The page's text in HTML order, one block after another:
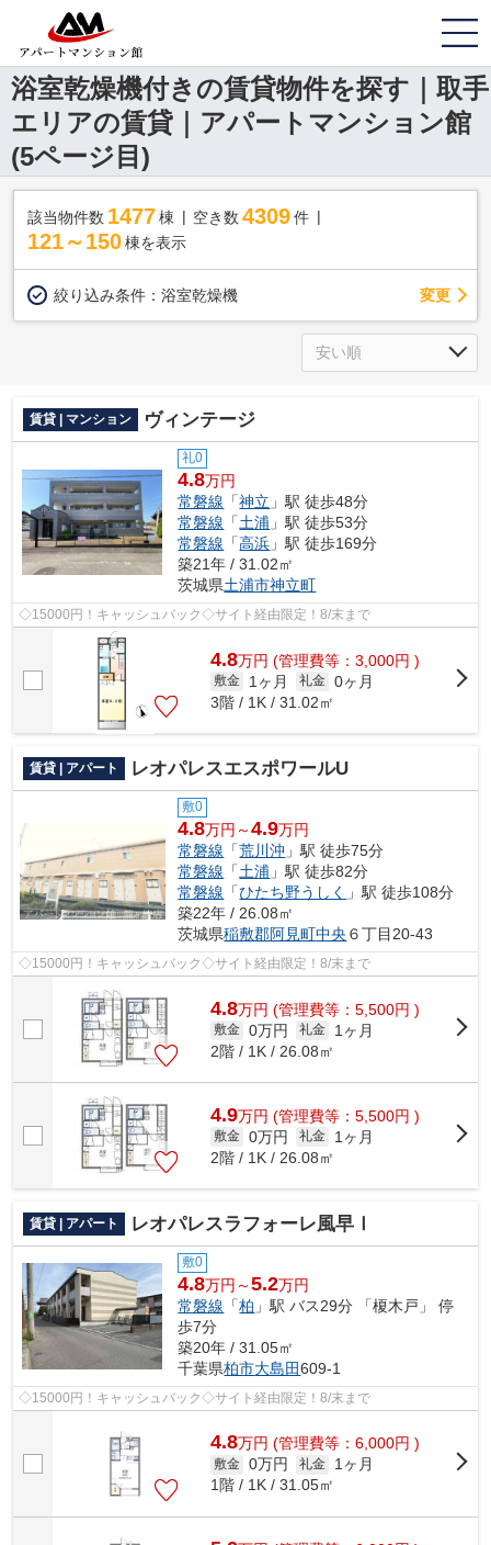
浴室乾燥機付きの賃貸物件を探す｜取手
エリアの賃貸｜アパートマンション館
(5ページ目)
該当物件数 1477棟 空き数 4309 件
121～150棟を表示
絞り込み条件： 浴室乾燥機 変更
賃貸 | マンション ヴィンテージ
礼0
4.8万円
常磐線 「神立 」駅 徒歩48分
常磐線 「土浦 」駅 徒歩53分
常磐線 「高浜 」駅 徒歩169分
築21年 / 31.02㎡
茨城県土浦市神立町
◇15000円！キャッシュバック◇サイト経由限定！8/末まで
4.8万円 (管理費等：3,000円 )
敷金 1ヶ月 礼金 0ヶ月
3階 / 1K / 31.02㎡
賃貸 | アパート レオパレスエスポワールU
敷0
4.8万円～4.9万円
常磐線 「荒川沖 」駅 徒歩75分
常磐線 「土浦 」駅 徒歩82分
常磐線 「ひたち野うしく
」駅 徒歩108分
築22年 / 26.08㎡
茨城県稲敷郡阿見町中央 ６丁目20-43
◇15000円！キャッシュバック◇サイト経由限定！8/末まで
4.8万円 (管理費等：5,500円 )
敷金 0万円 礼金
1ヶ月
2階 / 1K / 26.08㎡
4.9万円 (管理費等：5,500円 )
敷金 0万円 礼金
1ヶ月
2階 / 1K / 26.08㎡
賃貸 | アパート レオパレスラフォーレ風早Ⅰ
敷0
4.8万円～5.2万円
常磐線 「柏 」駅 バス29分 「榎木戸」 停
歩7分
築20年 / 31.05㎡
千葉県柏市大島田609-1
◇15000円！キャッシュバック◇サイト経由限定！8/末まで
4.8万円 (管理費等：6,000円 )
敷金 0万円 礼金
1ヶ月
1階 / 1K / 31.05㎡